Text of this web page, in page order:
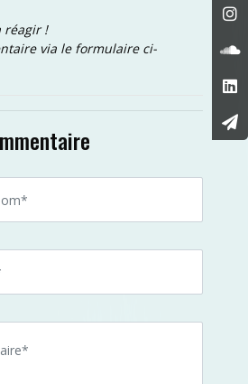
réagir !
via le formulaire ci-